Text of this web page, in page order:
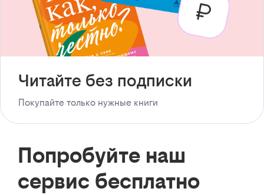
Читайте без подписки
Покупайте только нужные книги
Попробуйте наш
сервис бесплатно